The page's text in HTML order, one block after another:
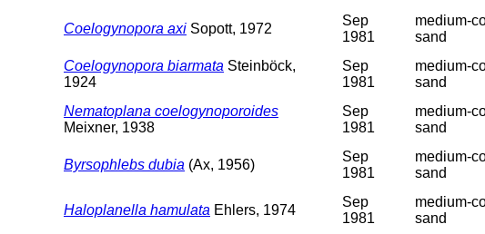
Coelogynopora axi Sopott, 1972
Sep
1981
medium-
sand
Coelogynopora biarmata Steinböck,
1924
Sep
1981
medium-
sand
Nematoplana coelogynoporoides
Meixner, 1938
Sep
1981
medium-
sand
Byrsophlebs dubia (Ax, 1956)
Sep
1981
medium-
sand
Haloplanella hamulata Ehlers, 1974
Sep
1981
medium-
sand